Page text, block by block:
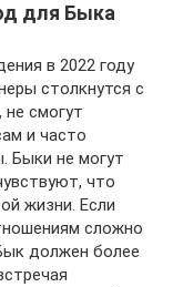
для Быка
в 2022 году
столкнутся с
смогут
и часто
Быки не могут
что
жизни. Если
сложно
должен более